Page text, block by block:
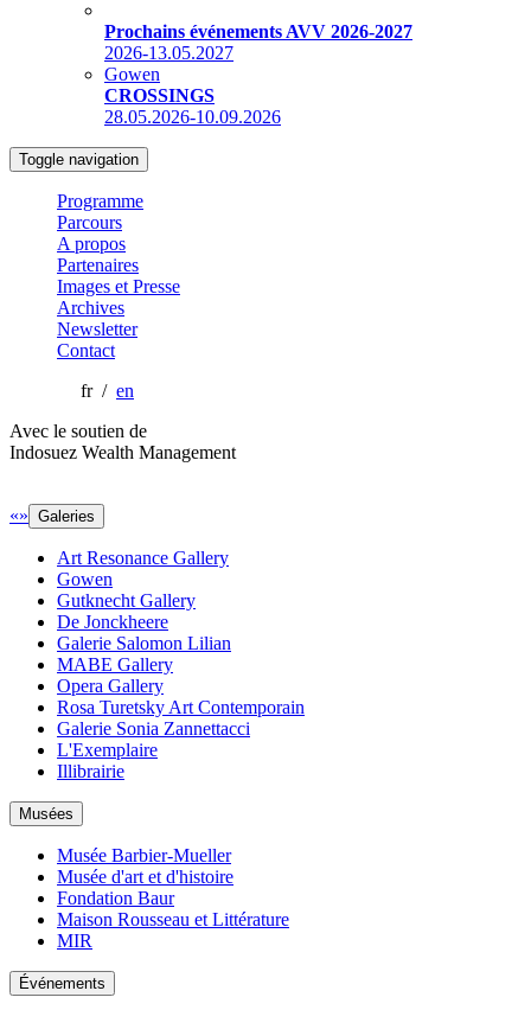
Prochains événements AVV 2026-2027
2026-13.05.2027
Gowen
CROSSINGS
28.05.2026-10.09.2026
Toggle navigation
Programme
Parcours
A propos
Partenaires
Images et Presse
Archives
Newsletter
Contact
fr / en
Avec le soutien de
Indosuez Wealth Management
«» Galeries
Art Resonance Gallery
Gowen
Gutknecht Gallery
De Jonckheere
Galerie Salomon Lilian
MABE Gallery
Opera Gallery
Rosa Turetsky Art Contemporain
Galerie Sonia Zannettacci
L'Exemplaire
Illibrairie
Musées
Musée Barbier-Mueller
Musée d'art et d'histoire
Fondation Baur
Maison Rousseau et Littérature
MIR
Événements